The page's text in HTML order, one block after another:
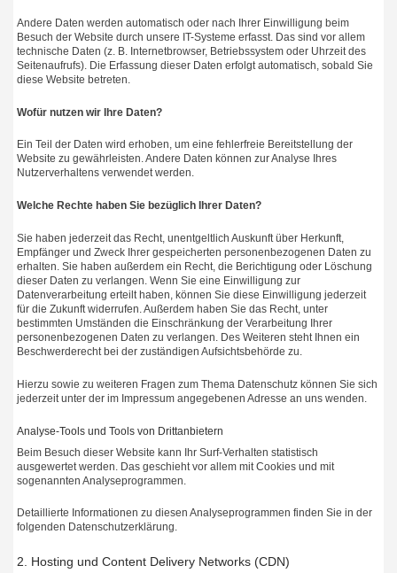
Andere Daten werden automatisch oder nach Ihrer Einwilligung beim
Besuch der Website durch unsere IT-Systeme erfasst. Das sind vor allem
technische Daten (z. B. Internetbrowser, Betriebssystem oder Uhrzeit des
Seitenaufrufs). Die Erfassung dieser Daten erfolgt automatisch, sobald Sie
diese Website betreten.
Wofür nutzen wir Ihre Daten?
Ein Teil der Daten wird erhoben, um eine fehlerfreie Bereitstellung der
Website zu gewährleisten. Andere Daten können zur Analyse Ihres
Nutzerverhaltens verwendet werden.
Welche Rechte haben Sie bezüglich Ihrer Daten?
Sie haben jederzeit das Recht, unentgeltlich Auskunft über Herkunft,
Empfänger und Zweck Ihrer gespeicherten personenbezogenen Daten zu
erhalten. Sie haben außerdem ein Recht, die Berichtigung oder Löschung
dieser Daten zu verlangen. Wenn Sie eine Einwilligung zur
Datenverarbeitung erteilt haben, können Sie diese Einwilligung jederzeit
für die Zukunft widerrufen. Außerdem haben Sie das Recht, unter
bestimmten Umständen die Einschränkung der Verarbeitung Ihrer
personenbezogenen Daten zu verlangen. Des Weiteren steht Ihnen ein
Beschwerderecht bei der zuständigen Aufsichtsbehörde zu.
Hierzu sowie zu weiteren Fragen zum Thema Datenschutz können Sie sich
jederzeit unter der im Impressum angegebenen Adresse an uns wenden.
Analyse-Tools und Tools von Drittanbietern
Beim Besuch dieser Website kann Ihr Surf-Verhalten statistisch
ausgewertet werden. Das geschieht vor allem mit Cookies und mit
sogenannten Analyseprogrammen.
Detaillierte Informationen zu diesen Analyseprogrammen finden Sie in der
folgenden Datenschutzerklärung.
2. Hosting und Content Delivery Networks (CDN)